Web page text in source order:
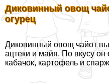
Диковинный овощ
огурец
Диковинный овощ чайот
ацтеки и майя. По вкусу
кабачок, картофель и